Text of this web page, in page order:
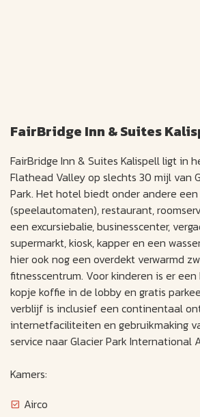
FairBridge Inn & Suites
FairBridge Inn & Suites Kalispell ligt in
Flathead Valley op slechts 30 mijl van
Park. Het hotel biedt onder andere een
(speelautomaten), restaurant,
een excursiebalie, businesscenter,
supermarkt, kiosk, kapper en een
hier ook nog een overdekt verwarmd
fitnesscentrum. Voor kinderen is er
kopje koffie in de lobby en gratis
verblijf is inclusief een continentaal
internetfaciliteiten en gebruikmaking
service naar Glacier Park International
Kamers:
Airco